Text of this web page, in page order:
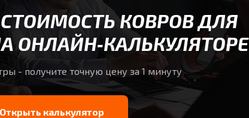
КОВРОВ ДЛЯ
ОНЛАЙН‑КАЛЬКУЛЯТОРЕ
- получите точную цену за 1 минуту
Открыть калькулятор